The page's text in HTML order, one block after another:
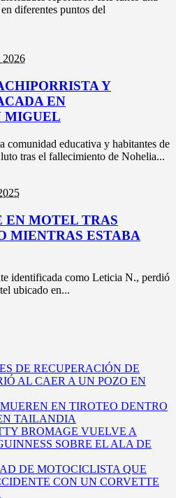
diferentes puntos del
2026
Y
EN
MIGUEL
educativa y habitantes de
tras el fallecimiento de Nohelia...
EN MOTEL TRAS
MIENTRAS ESTABA
identificada como Leticia N., perdió
ubicado en...
DE RECUPERACIÓN DE
AL CAER A UN POZO EN
EN TIROTEO DENTRO
TAILANDIA
BROMAGE VUELVE A
SOBRE EL ALA DE
DE MOTOCICLISTA QUE
CON UN CORVETTE